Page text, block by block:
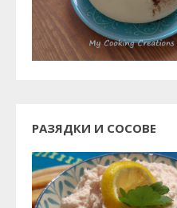
РАЗЯДКИ И СОСОВЕ